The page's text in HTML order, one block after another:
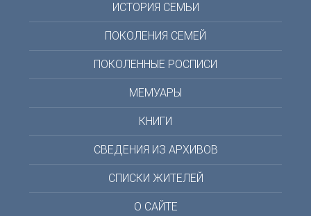
ИСТОРИЯ СЕМЬИ
ПОКОЛЕНИЯ СЕМЕЙ
ПОКОЛЕННЫЕ РОСПИСИ
МЕМУАРЫ
КНИГИ
СВЕДЕНИЯ ИЗ АРХИВОВ
СПИСКИ ЖИТЕЛЕЙ
О САЙТЕ